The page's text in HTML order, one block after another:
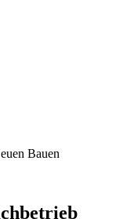
Bauen